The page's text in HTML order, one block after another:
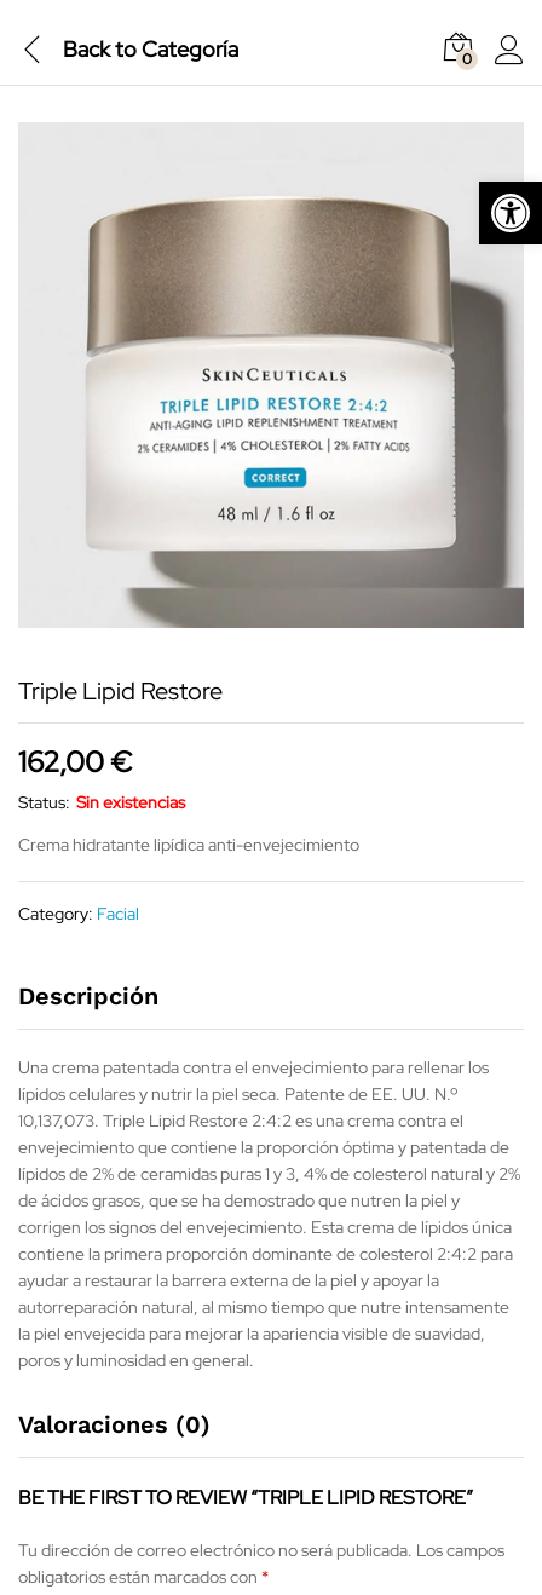
Abrir barra de herramientas
Back toCategoría 0
Triple Lipid Restore
162,00€
Status: Sin existencias
Crema hidratante lipídica anti-envejecimiento
Category: Facial
Descripción
Una crema patentada contra el envejecimiento para rellenar los
lípidos celulares y nutrir la piel seca. Patente de EE. UU. N.º
10,137,073. Triple Lipid Restore 2:4:2 es una crema contra el
envejecimiento que contiene la proporción óptima y patentada de
lípidos de 2% de ceramidas puras 1 y 3, 4% de colesterol natural y 2%
de ácidos grasos, que se ha demostrado que nutren la piel y
corrigen los signos del envejecimiento. Esta crema de lípidos única
contiene la primera proporción dominante de colesterol 2:4:2 para
ayudar a restaurar la barrera externa de la piel y apoyar la
autorreparación natural, al mismo tiempo que nutre intensamente
la piel envejecida para mejorar la apariencia visible de suavidad,
poros y luminosidad en general.
Valoraciones (0)
BE THE FIRST TO REVIEW “TRIPLE LIPID RESTORE”
Tu dirección de correo electrónico no será publicada. Los campos
obligatorios están marcados con *